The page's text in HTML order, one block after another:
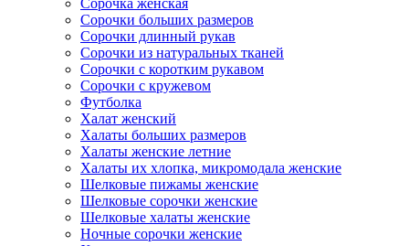
Сорочка женская
Сорочки больших размеров
Сорочки длинный рукав
Сорочки из натуральных тканей
Сорочки с коротким рукавом
Сорочки с кружевом
Футболка
Халат женский
Халаты больших размеров
Халаты женские летние
Халаты их хлопка, микромодала женские
Шелковые пижамы женские
Шелковые сорочки женские
Шелковые халаты женские
Ночные сорочки женские